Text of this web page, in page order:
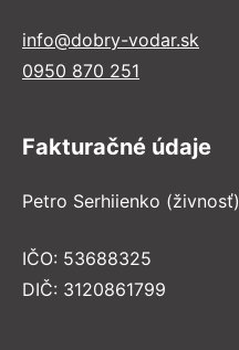
info@dobry-vodar.sk
0950 870 251
Fakturačné údaje
Petro Serhiienko (živnosť)
IČO: 53688325
DIČ: 3120861799